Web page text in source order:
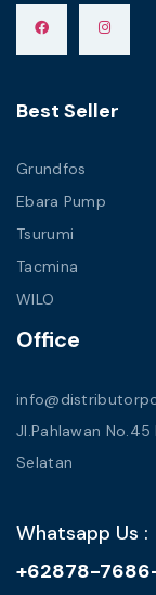
Best Seller
Grundfos
Ebara Pump
Tsurumi
Tacmina
WILO
Office
Jl.Pahlawan
Selatan
Whatsapp Us :
+62878-